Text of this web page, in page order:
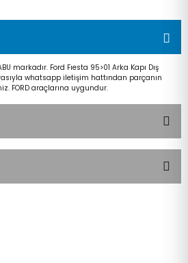
markadır. Ford Fıesta 95>01 Arka Kapı Dış
whatsapp iletişim hattından parçanın
FORD araçlarına uygundur.